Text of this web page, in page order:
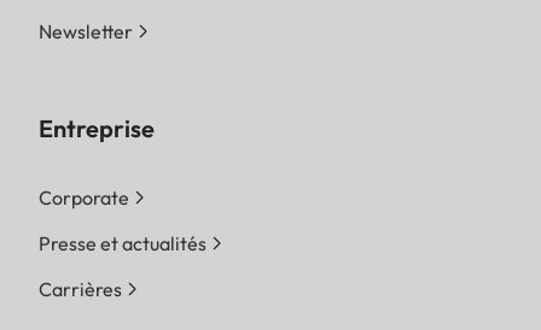
Newsletter
Entreprise
Corporate
Presse et actualités
Carrières